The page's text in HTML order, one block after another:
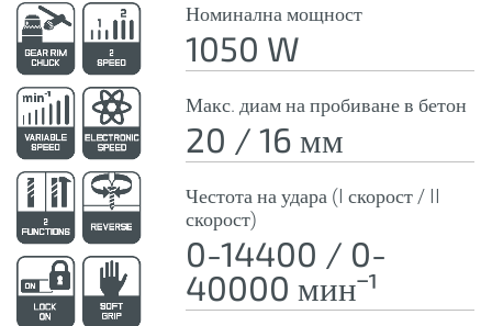
Номинална мощност
1050 W
Макс. диам на пробиване в бетон
20 / 16 мм
Честота на удара (I скорост / II
скорост)
0-14400 / 0-
40000 минˉ¹